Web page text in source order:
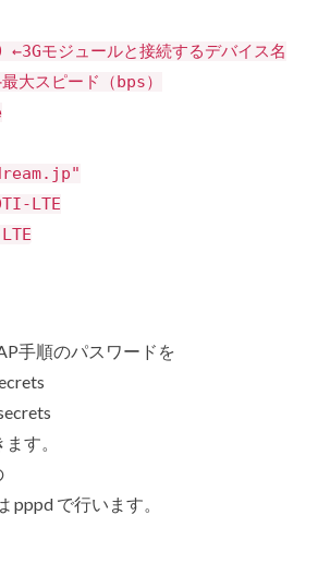
モジュールと接続するデバイス名
ピード（bps）
LTE
手順のパスワードを
す。
pppd で行います。